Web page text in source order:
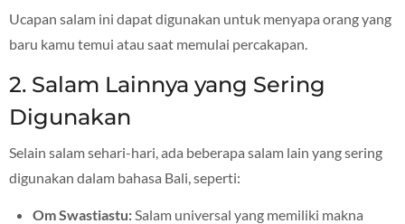
Ucapan salam ini dapat digunakan untuk menyapa orang yang
baru kamu temui atau saat memulai percakapan.
2. Salam Lainnya yang Sering
Digunakan
Selain salam sehari-hari, ada beberapa salam lain yang sering
digunakan dalam bahasa Bali, seperti:
Om Swastiastu:Salam universal yang memiliki makna